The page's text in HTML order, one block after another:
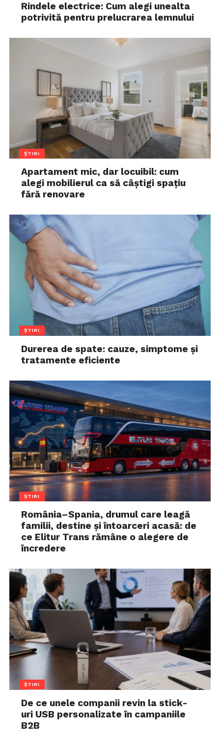
Rindele electrice: Cum alegi unealta
potrivită pentru prelucrarea lemnului
ȘTIRI
Apartament mic, dar locuibil: cum
alegi mobilierul ca să câștigi spațiu
fără renovare
ȘTIRI
Durerea de spate: cauze, simptome și
tratamente eficiente
ȘTIRI
România–Spania, drumul care leagă
familii, destine și întoarceri acasă: de
ce Elitur Trans rămâne o alegere de
încredere
ȘTIRI
De ce unele companii revin la stick-
uri USB personalizate în campaniile
B2B